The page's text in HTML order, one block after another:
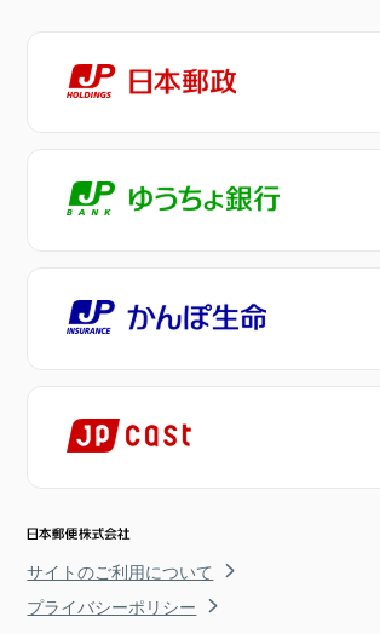
サイトのご利用について
プライバシーポリシー